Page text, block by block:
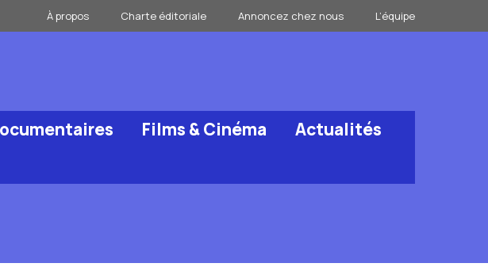
À propos Charte éditoriale Annoncez chez nous L’équipe
Films & Cinéma
Actualités